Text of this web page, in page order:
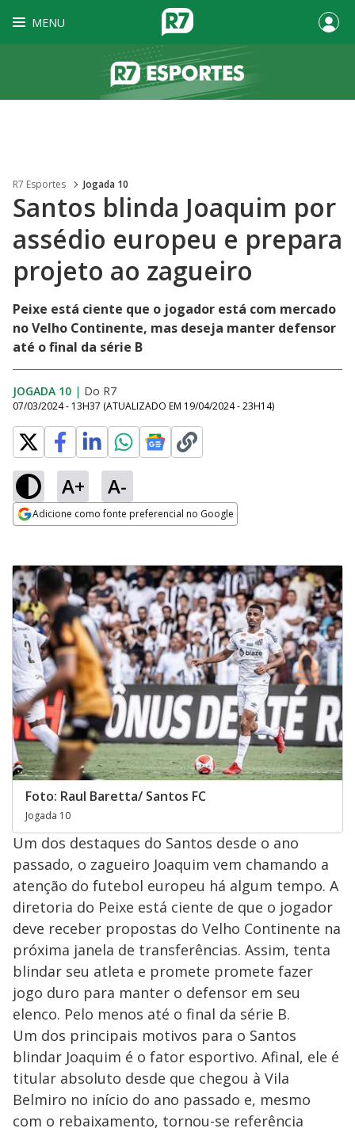
MENU
R7 Esportes Jogada 10
Santos blinda Joaquim por
assédio europeu e prepara
projeto ao zagueiro
Peixe está ciente que o jogador está com mercado
no Velho Continente, mas deseja manter defensor
até o final da série B
JOGADA 10 | Do R7
07/03/2024 - 13H37 (ATUALIZADO EM 19/04/2024 - 23H14)
A+ A-
Adicione como fonte preferencial no Google
Foto: Raul Baretta/ Santos FC
Jogada 10
Um dos destaques do Santos desde o ano
passado, o zagueiro Joaquim vem chamando a
atenção do futebol europeu há algum tempo. A
diretoria do Peixe está ciente de que o jogador
deve receber propostas do Velho Continente na
próxima janela de transferências. Assim, tenta
blindar seu atleta e promete promete fazer
jogo duro para manter o defensor em seu
elenco. Pelo menos até o final da série B.
Um dos principais motivos para o Santos
blindar Joaquim é o fator esportivo. Afinal, ele é
titular absoluto desde que chegou à Vila
Belmiro no início do ano passado e, mesmo
com o rebaixamento, tornou-se referência